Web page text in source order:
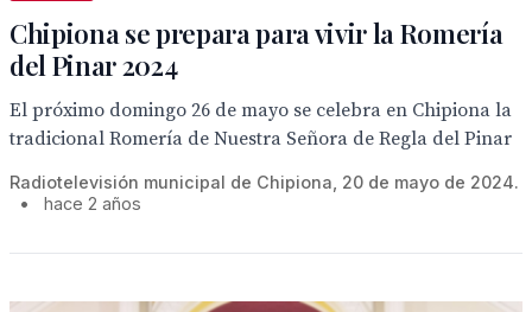
Chipiona se prepara para vivir la Romería
del Pinar 2024
El próximo domingo 26 de mayo se celebra en Chipiona la
tradicional Romería de Nuestra Señora de Regla del Pinar
Radiotelevisión municipal de Chipiona, 20 de mayo de 2024.
•
hace 2 años